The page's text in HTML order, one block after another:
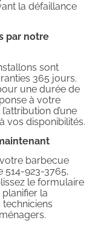
la défaillance
par notre
sont
365 jours.
une durée de
à votre
d’une
vos disponibilités.
barbecue
514-923-3765,
le formulaire
la